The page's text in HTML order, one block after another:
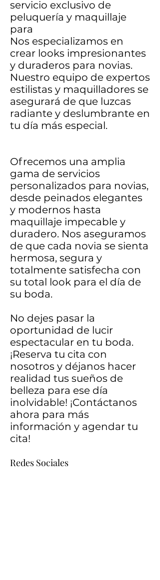
servicio exclusivo de
peluquería y maquillaje
para
Nos especializamos en
crear looks impresionantes
y duraderos para novias.
Nuestro equipo de expertos
estilistas y maquilladores se
asegurará de que luzcas
radiante y deslumbrante en
tu día más especial.
Ofrecemos una amplia
gama de servicios
personalizados para novias,
desde peinados elegantes
y modernos hasta
maquillaje impecable y
duradero. Nos aseguramos
de que cada novia se sienta
hermosa, segura y
totalmente satisfecha con
su total look para el día de
su boda.
No dejes pasar la
oportunidad de lucir
espectacular en tu boda.
¡Reserva tu cita con
nosotros y déjanos hacer
realidad tus sueños de
belleza para ese día
inolvidable! ¡Contáctanos
ahora para más
información y agendar tu
cita!
Redes Sociales